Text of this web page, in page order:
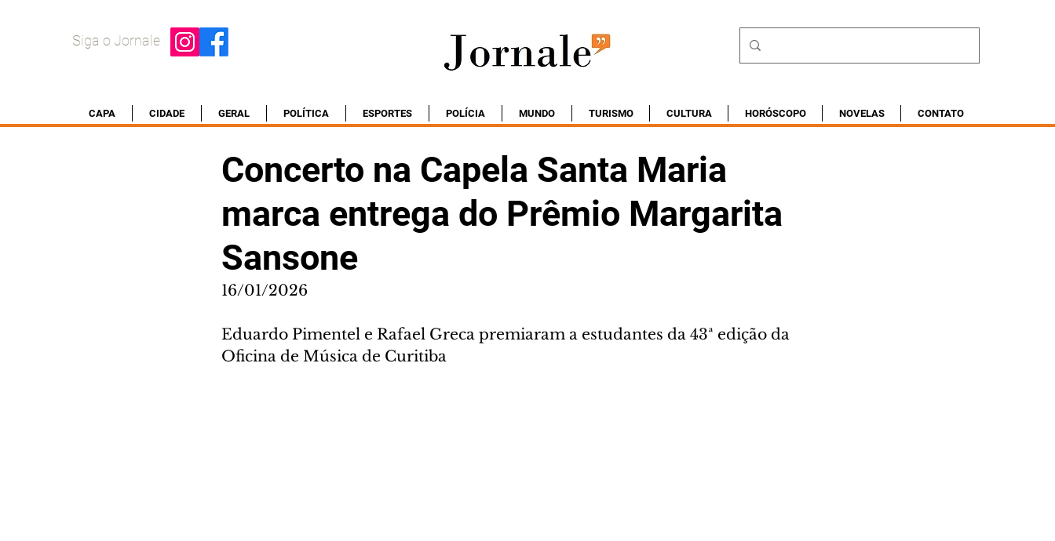
Siga o Jornale
CAPA CIDADE GERAL POLÍTICA ESPORTES POLÍCIA MUNDO TURISMO CULTURA HORÓSCOPO NOVELAS CONTATO
Concerto na Capela Santa Maria
marca entrega do Prêmio Margarita
Sansone
16/01/2026
Eduardo Pimentel e Rafael Greca premiaram a estudantes da 43ª edição da
Oficina de Música de Curitiba